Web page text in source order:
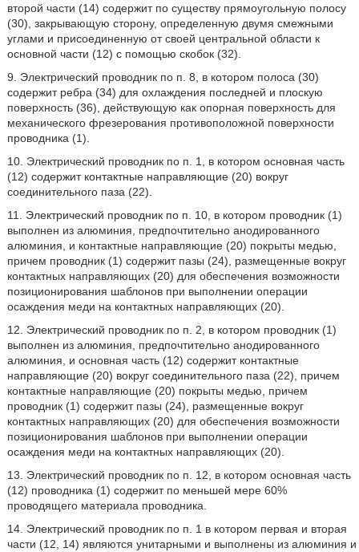
второй части (14) содержит по существу прямоугольную полосу
(30), закрывающую сторону, определенную двумя смежными
углами и присоединенную от своей центральной области к
основной части (12) с помощью скобок (32).
9. Электрический проводник по п. 8, в котором полоса (30)
содержит ребра (34) для охлаждения последней и плоскую
поверхность (36), действующую как опорная поверхность для
механического фрезерования противоположной поверхности
проводника (1).
10. Электрический проводник по п. 1, в котором основная часть
(12) содержит контактные направляющие (20) вокруг
соединительного паза (22).
11. Электрический проводник по п. 10, в котором проводник (1)
выполнен из алюминия, предпочтительно анодированного
алюминия, и контактные направляющие (20) покрыты медью,
причем проводник (1) содержит пазы (24), размещенные вокруг
контактных направляющих (20) для обеспечения возможности
позиционирования шаблонов при выполнении операции
осаждения меди на контактных направляющих (20).
12. Электрический проводник по п. 2, в котором проводник (1)
выполнен из алюминия, предпочтительно анодированного
алюминия, и основная часть (12) содержит контактные
направляющие (20) вокруг соединительного паза (22), причем
контактные направляющие (20) покрыты медью, причем
проводник (1) содержит пазы (24), размещенные вокруг
контактных направляющих (20) для обеспечения возможности
позиционирования шаблонов при выполнении операции
осаждения меди на контактных направляющих (20).
13. Электрический проводник по п. 12, в котором основная часть
(12) проводника (1) содержит по меньшей мере 60%
проводящего материала проводника.
14. Электрический проводник по п. 1 в котором первая и вторая
части (12, 14) являются унитарными и выполнены из алюминия и